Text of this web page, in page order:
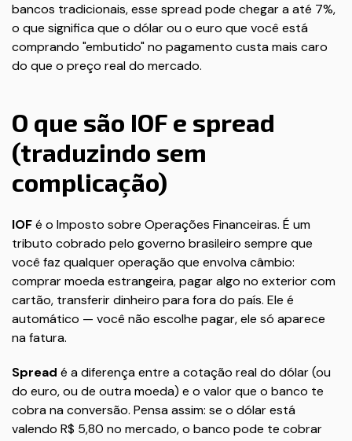
bancos tradicionais, esse spread pode chegar a até 7%,
o que significa que o dólar ou o euro que você está
comprando "embutido" no pagamento custa mais caro
do que o preço real do mercado.
O que são IOF e spread
(traduzindo sem
complicação)
IOFé o Imposto sobre Operações Financeiras. É um
tributo cobrado pelo governo brasileiro sempre que
você faz qualquer operação que envolva câmbio:
comprar moeda estrangeira, pagar algo no exterior com
cartão, transferir dinheiro para fora do país. Ele é
automático — você não escolhe pagar, ele só aparece
na fatura.
Spread é a diferença entre a cotação real do dólar (ou
do euro, ou de outra moeda) e o valor que o banco te
cobra na conversão. Pensa assim: se o dólar está
valendo R$ 5,80 no mercado, o banco pode te cobrar